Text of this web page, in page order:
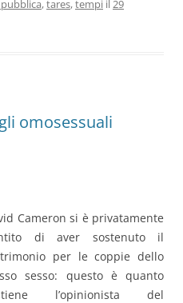
,tares,tempi il 29
omosessuali
Cameron si è privatamente
di aver sostenuto il
per le coppie dello
sesso: questo è quanto
l’opinionista del